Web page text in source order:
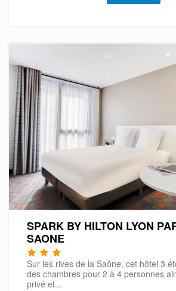
SPARK BY HILTON LYON
SAONE
Sur les rives de la Saône, cet hôtel 3
des chambres pour 2 à 4 personnes
privé et...